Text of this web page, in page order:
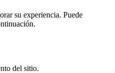
su experiencia. Puede
del sitio.